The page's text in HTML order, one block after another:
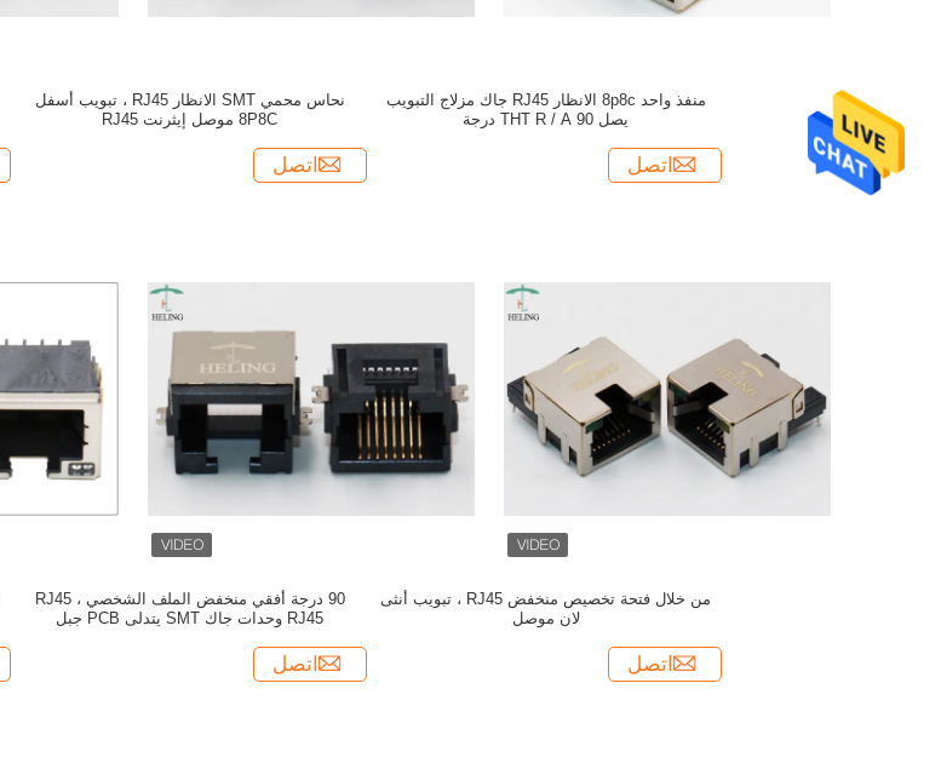
نحاس محمي SMT الانظار RJ45 ، تبويب أسفل
8P8C موصل إيثرنت RJ45
اتصل
منفذ واحد 8p8c الانظار RJ45 جاك مزلاج التبويب
يصل THT R / A 90 درجة
اتصل
90 درجة أفقي منخفض الملف الشخصي RJ45 ،
RJ45 وحدات جاك SMT يتدلى PCB جبل
اتصل
من خلال فتحة تخصيص منخفض RJ45 ، تبويب أنثى
لان موصل
اتصل